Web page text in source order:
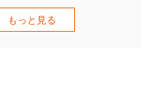
もっと見る